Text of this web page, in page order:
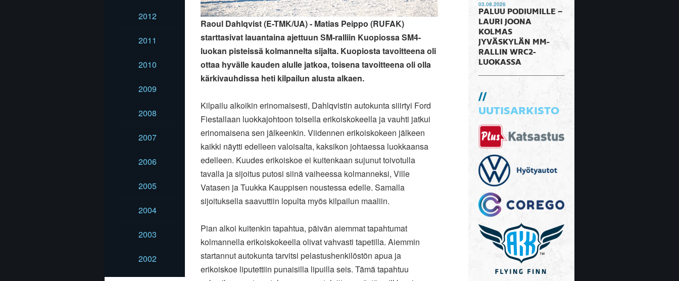
2012
2011
2010
2009
2008
2007
2006
2005
2004
2003
2002
Raoul Dahlqvist (E-TMK/UA) - Matias Peippo (RUFAK)
starttasivat lauantaina ajettuun SM-ralliin Kuopiossa SM4-
luokan pisteissä kolmannelta sijalta. Kuopiosta tavoitteena oli
ottaa hyvälle kauden alulle jatkoa, toisena tavoitteena oli olla
kärkivauhdissa heti kilpailun alusta alkaen.
Kilpailu alkoikin erinomaisesti, Dahlqvistin autokunta siiirtyi Ford
Fiestallaan luokkajohtoon toisella erikoiskokeella ja vauhti jatkui
erinomaisena sen jälkeenkin. Viidennen erikoiskokeen jälkeen
kaikki näytti edelleen valoisalta, kaksikon johtaessa luokkaansa
edelleen. Kuudes erikoiskoe ei kuitenkaan sujunut toivotulla
tavalla ja sijoitus putosi siinä vaiheessa kolmanneksi, Ville
Vatasen ja Tuukka Kauppisen noustessa edelle. Samalla
sijoituksella saavuttiin lopulta myös kilpailun maaliin.
Pian alkoi kuitenkin tapahtua, päivän aiemmat tapahtumat
kolmannella erikoiskokeella olivat vahvasti tapetilla. Aiemmin
startannut autokunta tarvitsi pelastushenkilöstön apua ja
erikoiskoe liputettiin punaisilla lipuilla seis. Tämä tapahtuu
03.08.2026
PALUU PODIUMILLE –
LAURI JOONA
KOLMAS
JYVÄSKYLÄN MM-
RALLIN WRC2-
LUOKASSA
UUTISARKISTO